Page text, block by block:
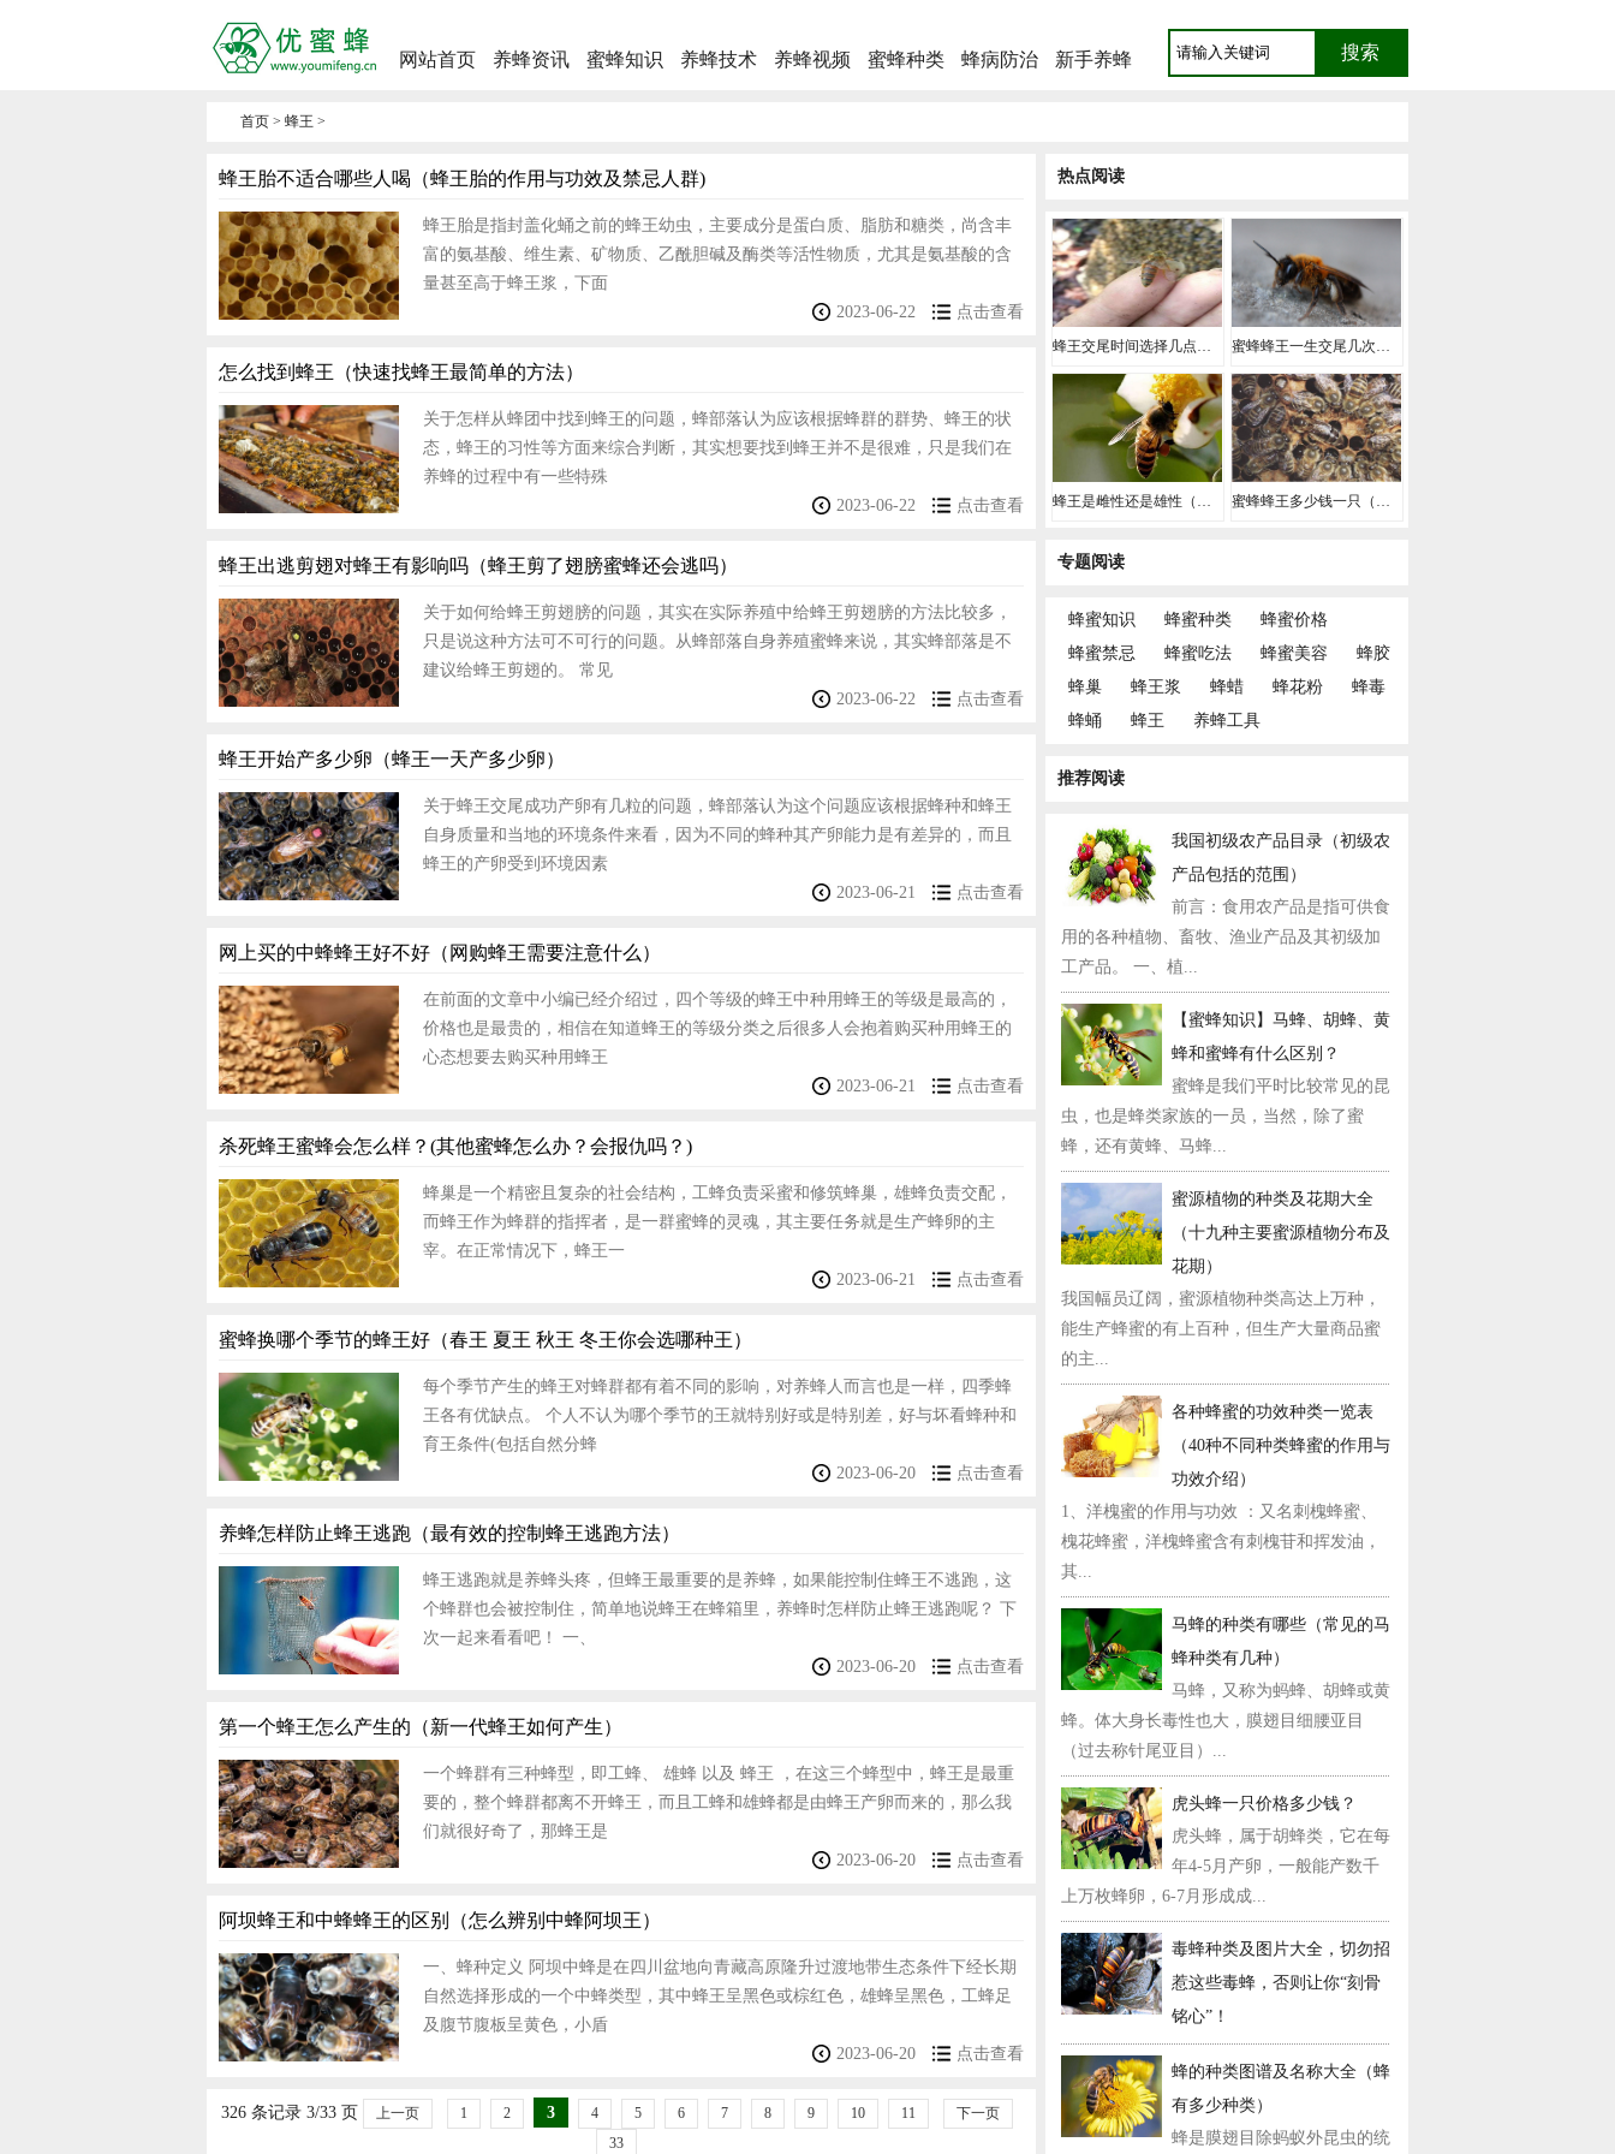
网站首页 养蜂资讯 蜜蜂知识 养蜂技术 养蜂视频 蜜蜂种类 蜂病防治 新手养蜂
首页 > 蜂王 >
蜂王胎不适合哪些人喝（蜂王胎的作用与功效及禁忌人群)
蜂王胎是指封盖化蛹之前的蜂王幼虫，主要成分是蛋白质、脂肪和糖类，尚含丰
富的氨基酸、维生素、矿物质、乙酰胆碱及酶类等活性物质，尤其是氨基酸的含
量甚至高于蜂王浆，下面
2023-06-22
点击查看
怎么找到蜂王（快速找蜂王最简单的方法）
关于怎样从蜂团中找到蜂王的问题，蜂部落认为应该根据蜂群的群势、蜂王的状
态，蜂王的习性等方面来综合判断，其实想要找到蜂王并不是很难，只是我们在
养蜂的过程中有一些特殊
2023-06-22
点击查看
蜂王出逃剪翅对蜂王有影响吗（蜂王剪了翅膀蜜蜂还会逃吗）
关于如何给蜂王剪翅膀的问题，其实在实际养殖中给蜂王剪翅膀的方法比较多，
只是说这种方法可不可行的问题。从蜂部落自身养殖蜜蜂来说，其实蜂部落是不
建议给蜂王剪翅的。 常见
2023-06-22
点击查看
蜂王开始产多少卵（蜂王一天产多少卵）
关于蜂王交尾成功产卵有几粒的问题，蜂部落认为这个问题应该根据蜂种和蜂王
自身质量和当地的环境条件来看，因为不同的蜂种其产卵能力是有差异的，而且
蜂王的产卵受到环境因素
2023-06-21
点击查看
网上买的中蜂蜂王好不好（网购蜂王需要注意什么）
在前面的文章中小编已经介绍过，四个等级的蜂王中种用蜂王的等级是最高的，
价格也是最贵的，相信在知道蜂王的等级分类之后很多人会抱着购买种用蜂王的
心态想要去购买种用蜂王
2023-06-21
点击查看
杀死蜂王蜜蜂会怎么样？(其他蜜蜂怎么办？会报仇吗？)
蜂巢是一个精密且复杂的社会结构，工蜂负责采蜜和修筑蜂巢，雄蜂负责交配，
而蜂王作为蜂群的指挥者，是一群蜜蜂的灵魂，其主要任务就是生产蜂卵的主
宰。在正常情况下，蜂王一
2023-06-21
点击查看
蜜蜂换哪个季节的蜂王好（春王 夏王 秋王 冬王你会选哪种王）
每个季节产生的蜂王对蜂群都有着不同的影响，对养蜂人而言也是一样，四季蜂
王各有优缺点。 个人不认为哪个季节的王就特别好或是特别差，好与坏看蜂种和
育王条件(包括自然分蜂
2023-06-20
点击查看
养蜂怎样防止蜂王逃跑（最有效的控制蜂王逃跑方法）
蜂王逃跑就是养蜂头疼，但蜂王最重要的是养蜂，如果能控制住蜂王不逃跑，这
个蜂群也会被控制住，简单地说蜂王在蜂箱里，养蜂时怎样防止蜂王逃跑呢？ 下
次一起来看看吧！ 一、
2023-06-20
点击查看
第一个蜂王怎么产生的（新一代蜂王如何产生）
一个蜂群有三种蜂型，即工蜂、 雄蜂 以及 蜂王 ，在这三个蜂型中，蜂王是最重
要的，整个蜂群都离不开蜂王，而且工蜂和雄蜂都是由蜂王产卵而来的，那么我
们就很好奇了，那蜂王是
2023-06-20
点击查看
阿坝蜂王和中蜂蜂王的区别（怎么辨别中蜂阿坝王）
一、蜂种定义 阿坝中蜂是在四川盆地向青藏高原隆升过渡地带生态条件下经长期
自然选择形成的一个中蜂类型，其中蜂王呈黑色或棕红色，雄蜂呈黑色，工蜂足
及腹节腹板呈黄色，小盾
2023-06-20
点击查看
326 条记录 3/33 页 上一页 1 2 3 4 5 6 7 8 9 10 11
下一页
33
热点阅读
蜂王交尾时间选择几点（蜂王一生交多少次尾） 蜜蜂蜂王一生交尾几次（中蜂王从卵到出来要多少天）
蜂王是雌性还是雄性（蜂王的雌雄区分） 蜜蜂蜂王多少钱一只（种蜂王价格）
专题阅读
蜂蜜知识 蜂蜜种类
蜂蜜价格
蜂蜜禁忌
蜂蜜吃法 蜂蜜美容
蜂胶
蜂巢
蜂王浆 蜂蜡 蜂花粉
蜂毒
蜂蛹
蜂王 养蜂工具
推荐阅读
我国初级农产品目录（初级农
产品包括的范围）
前言：食用农产品是指可供食
用的各种植物、畜牧、渔业产品及其初级加
工产品。 一、植...
【蜜蜂知识】马蜂、胡蜂、黄
蜂和蜜蜂有什么区别？
蜜蜂是我们平时比较常见的昆
虫，也是蜂类家族的一员，当然，除了蜜
蜂，还有黄蜂、马蜂...
蜜源植物的种类及花期大全
（十九种主要蜜源植物分布及
花期）
我国幅员辽阔，蜜源植物种类高达上万种，
能生产蜂蜜的有上百种，但生产大量商品蜜
的主...
各种蜂蜜的功效种类一览表
（40种不同种类蜂蜜的作用与
功效介绍）
1、洋槐蜜的作用与功效 ：又名刺槐蜂蜜、
槐花蜂蜜，洋槐蜂蜜含有刺槐苷和挥发油，
其...
马蜂的种类有哪些（常见的马
蜂种类有几种）
马蜂，又称为蚂蜂、胡蜂或黄
蜂。体大身长毒性也大，膜翅目细腰亚目
（过去称针尾亚目）...
虎头蜂一只价格多少钱？
虎头蜂，属于胡蜂类，它在每
年4-5月产卵，一般能产数千
上万枚蜂卵，6-7月形成成...
毒蜂种类及图片大全，切勿招
惹这些毒蜂，否则让你“刻骨
铭心”！
蜂的种类图谱及名称大全（蜂
有多少种类）
蜂是膜翅目除蚂蚁外昆虫的统